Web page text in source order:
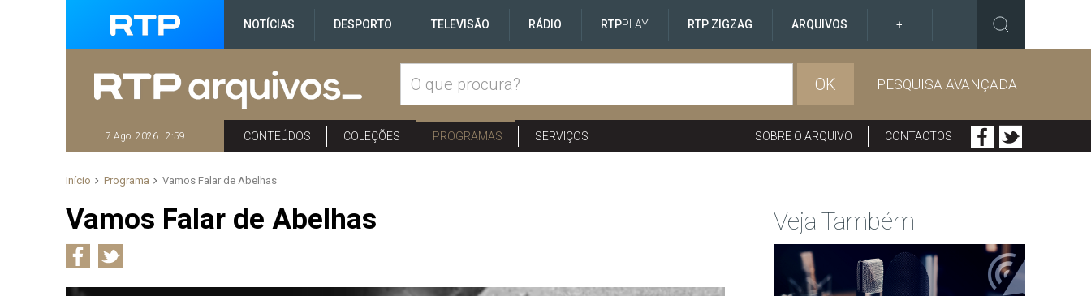
NOTÍCIAS DESPORTO TELEVISÃO RÁDIO RTPPLAY RTP ZIGZAG ARQUIVOS +
OK PESQUISA AVANÇADA
7 Ago. 2026 | 2:59 CONTEÚDOS COLEÇÕES PROGRAMAS SERVIÇOS SOBRE O ARQUIVO CONTACTOS
Início Programa Vamos Falar de Abelhas
Vamos Falar de Abelhas Veja Também